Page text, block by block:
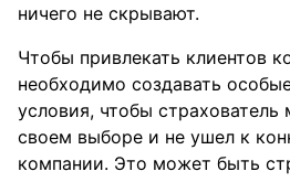
ничего не скрывают.
Чтобы привлекать клиентов
необходимо создавать
условия, чтобы страхователь
своем выборе и не ушел к
компании. Это может быть